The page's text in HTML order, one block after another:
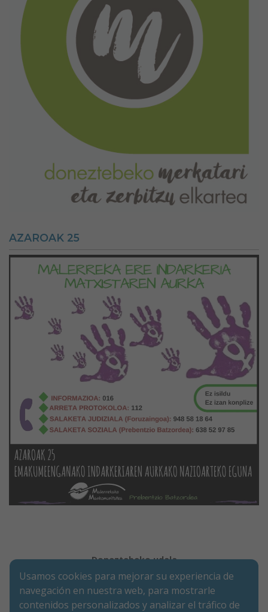
AZAROAK 25
Doneztebeko udala
Legezko oharra
Cookie-en politika
Irisgarritasuna
Pribatutasun-abisua
Merkatarien Karrika 9 | P.K. 31740 | Doneztebe (NAFARROA)
Usamos cookies para mejorar su experiencia de
navegación en nuestra web, para mostrarle
contenidos personalizados y analizar el tráfico de